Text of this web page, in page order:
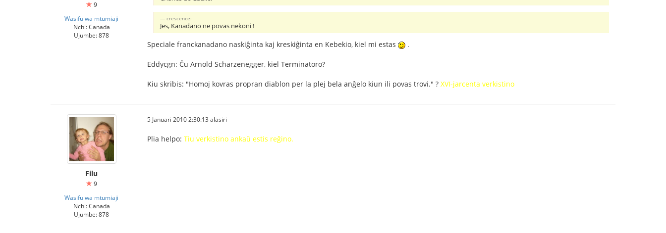
9
Wasifu wa mtumiaji
Nchi: Canada
Ujumbe: 878
crescence:
Jes, Kanadano ne povas nekoni !
Speciale franckanadano naskiĝinta kaj kreskiĝinta en Kebekio, kiel mi estas .
Eddycgn: Ĉu Arnold Scharzenegger, kiel Terminatoro?
Kiu skribis: "Homoj kovras propran diablon per la plej bela anĝelo kiun ili povas trovi." ? XVI-jarcenta verkistino
Filu
9
Wasifu wa mtumiaji
Nchi: Canada
Ujumbe: 878
5 Januari 2010 2:30:13 alasiri
Plia helpo: Tiu verkistino ankaŭ estis reĝino.